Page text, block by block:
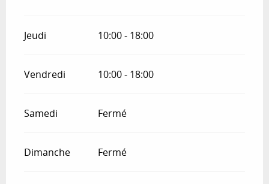
Jeudi 10:00 - 18:00
Vendredi 10:00 - 18:00
Samedi Fermé
Dimanche Fermé